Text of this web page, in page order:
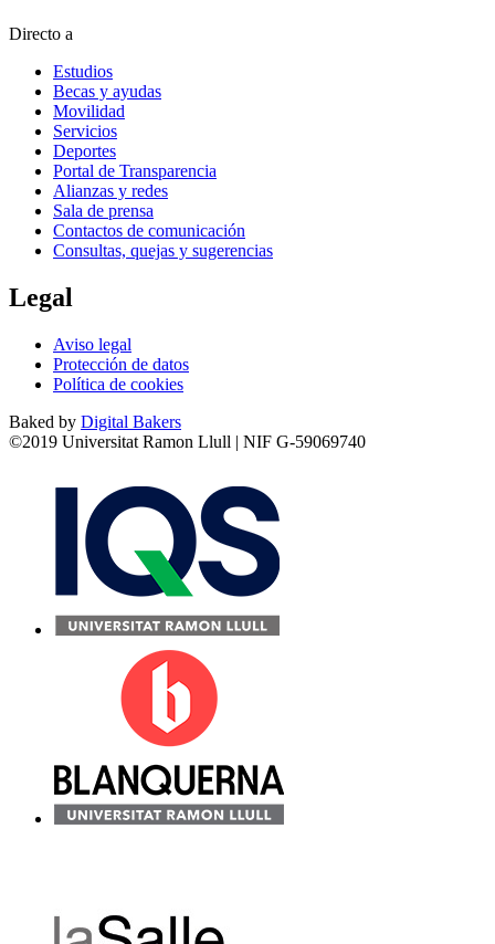
Directo a
Estudios
Becas y ayudas
Movilidad
Servicios
Deportes
Portal de Transparencia
Alianzas y redes
Sala de prensa
Contactos de comunicación
Consultas, quejas y sugerencias
Legal
Aviso legal
Protección de datos
Política de cookies
Baked by Digital Bakers
©2019 Universitat Ramon Llull | NIF G-59069740